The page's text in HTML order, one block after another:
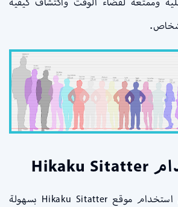
يُمكنك الآن البدء في استخدام موقع Hikaku Sitatter بسهولة